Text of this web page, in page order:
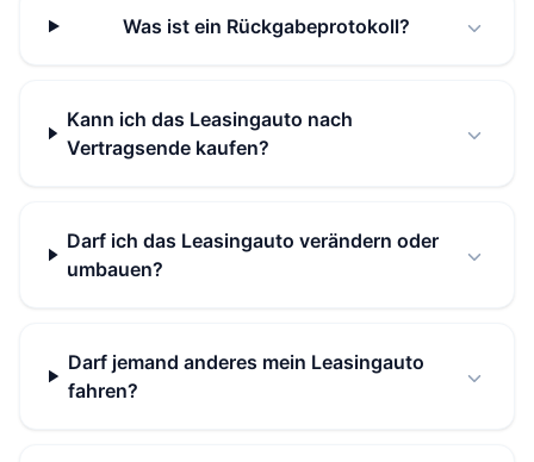
Was ist ein Rückgabeprotokoll?
Kann ich das Leasingauto nach
Vertragsende kaufen?
Darf ich das Leasingauto verändern oder
umbauen?
Darf jemand anderes mein Leasingauto
fahren?